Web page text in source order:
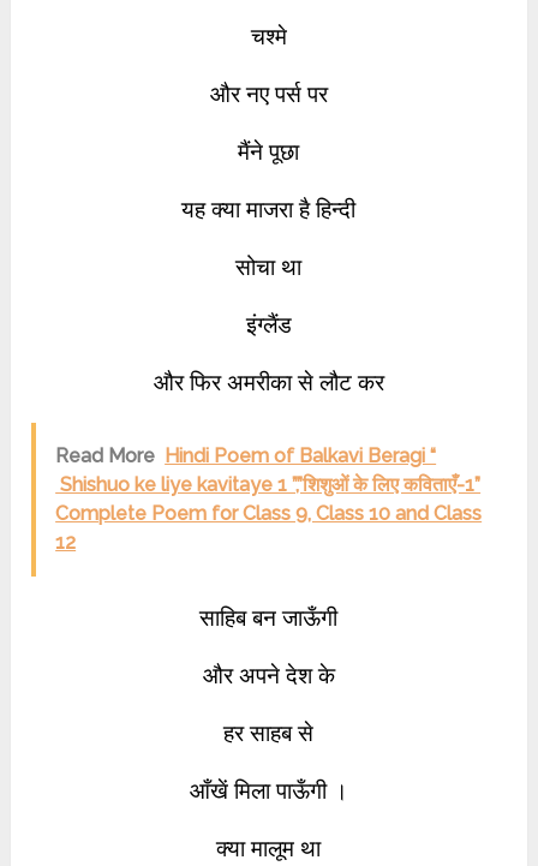
चश्मे
और नए पर्स पर
मैंने पूछा
यह क्या माजरा है हिन्दी
सोचा था
इंग्लैंड
और फिर अमरीका से लौट कर
Read More Hindi Poem of Balkavi Beragi “
Shishuo ke liye kavitaye 1 ”,”शिशुओं के लिए कविताएँ-1”
Complete Poem for Class 9, Class 10 and Class
12
साहिब बन जाऊँगी
और अपने देश के
हर साहब से
आँखें मिला पाऊँगी ।
क्या मालूम था